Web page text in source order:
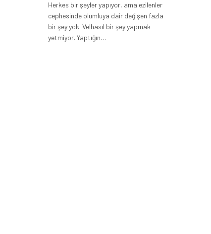
Herkes bir şeyler yapıyor, ama ezilenler
cephesinde olumluya dair değişen fazla
bir şey yok. Velhasıl bir şey yapmak
yetmiyor. Yaptığın…